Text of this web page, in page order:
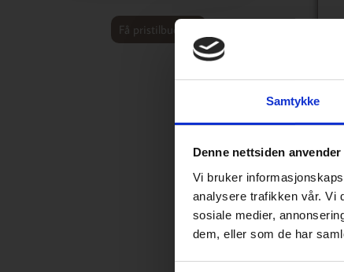
Samtykke
Denne nettsiden
Vi bruker
analysere trafikken vår. Vi
sosiale medier,
dem, eller som de har
Få pristilbud her